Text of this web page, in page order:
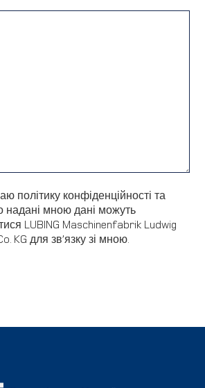
політику конфіденційності та
надані мною дані можуть
LUBING Maschinenfabrik Ludwig
KG для зв’язку зі мною.